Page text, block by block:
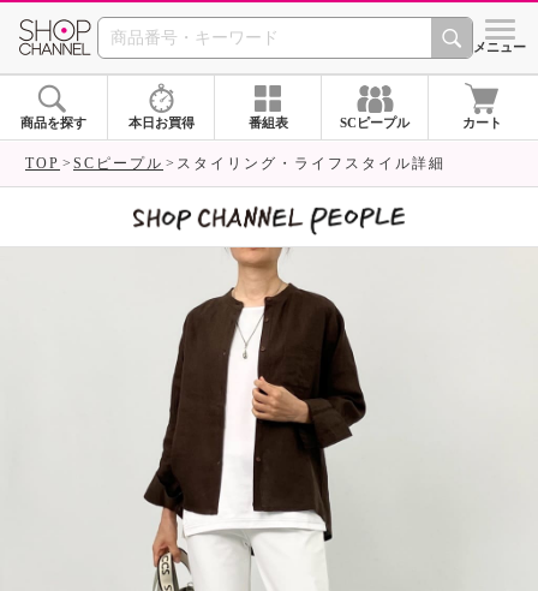
SHOP CHANNEL シメニュー
商品を探す 本日お買得 番組表 SCピープル カート
TOP SCピープル スタイリング・ライフスタイル詳細